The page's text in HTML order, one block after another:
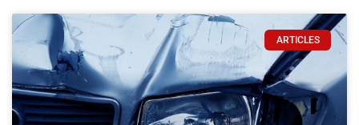
ARTICLES